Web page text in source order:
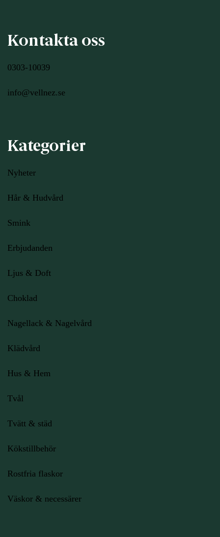
Kontakta oss
0303-10039
info@vellnez.se
Kategorier
Nyheter
Hår & Hudvård
Smink
Erbjudanden
Ljus & Doft
Choklad
Nagellack & Nagelvård
Klädvård
Hus & Hem
Tvål
Tvätt & städ
Kökstillbehör
Rostfria flaskor
Väskor & necessärer